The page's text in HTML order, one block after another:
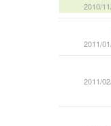
2010/
2011/
2011/